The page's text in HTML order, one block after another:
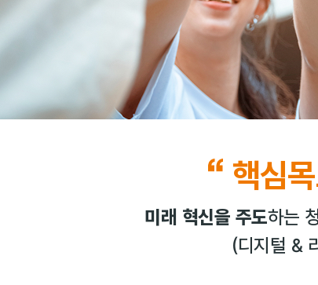
핵심
미래 혁신을 주도하는
(디지털 &